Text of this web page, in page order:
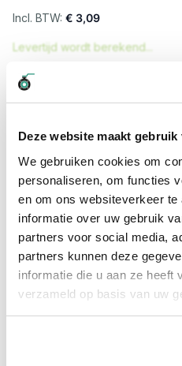
Deze website maakt gebruik
We gebruiken cookies om
personaliseren, om functies
en om ons websiteverkeer
informatie over uw gebruik
partners voor social media,
partners kunnen deze
informatie die u aan ze heeft
verzameld op basis van uw
€ 3,09
Levertijd wordt berekend...
Hoge klantbeoordelingen:
Snelle levering
Snel naar
Meer informatie
Meer informatie
Maatvoering koppeling